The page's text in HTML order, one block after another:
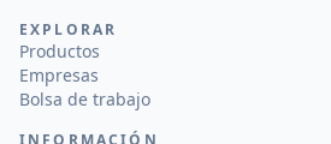
EXPLORAR
Productos
Empresas
Bolsa de trabajo
INFORMACIÓN